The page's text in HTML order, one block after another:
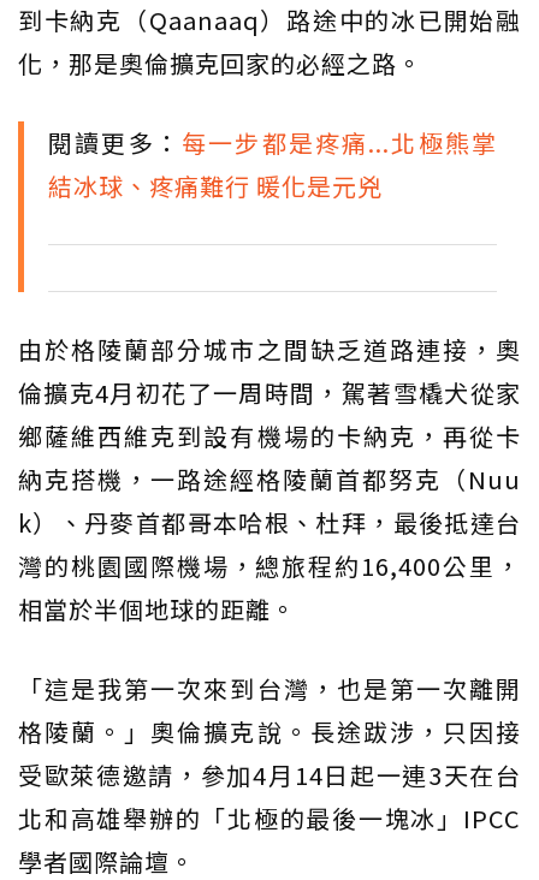
到卡納克（Qaanaaq）路途中的冰已開始融
化，那是奧倫擴克回家的必經之路。
閱讀更多： 每一步都是疼痛...北極熊掌
結冰球、疼痛難行 暖化是元兇
由於格陵蘭部分城市之間缺乏道路連接，奧
倫擴克4月初花了一周時間，駕著雪橇犬從家
鄉薩維西維克到設有機場的卡納克，再從卡
納克搭機，一路途經格陵蘭首都努克（Nuu
k）、丹麥首都哥本哈根、杜拜，最後抵達台
灣的桃園國際機場，總旅程約16,400公里，
相當於半個地球的距離。
「這是我第一次來到台灣，也是第一次離開
格陵蘭。」奧倫擴克說。長途跋涉，只因接
受歐萊德邀請，參加4月14日起一連3天在台
北和高雄舉辦的「北極的最後一塊冰」IPCC
學者國際論壇。